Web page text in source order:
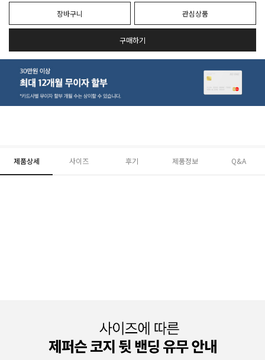
장바구니 관심상품
구매하기
제품상세 사이즈 후기 제품정보 Q&A